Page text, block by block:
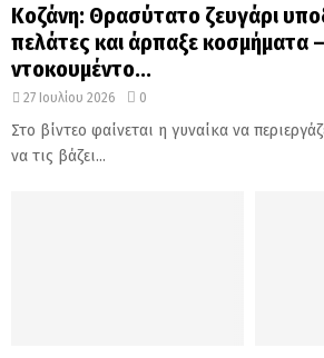
Κοζάνη: Θρασύτατο ζευγάρι
πελάτες και άρπαξε κοσμήματα
ντοκουμέντο...
27 Ιουλίου 2026 0
Στο βίντεο φαίνεται η γυναίκα να
να τις βάζει...